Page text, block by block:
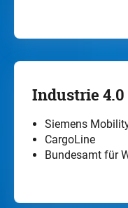
Industrie
Siemens
CargoLine
Bundesamt für